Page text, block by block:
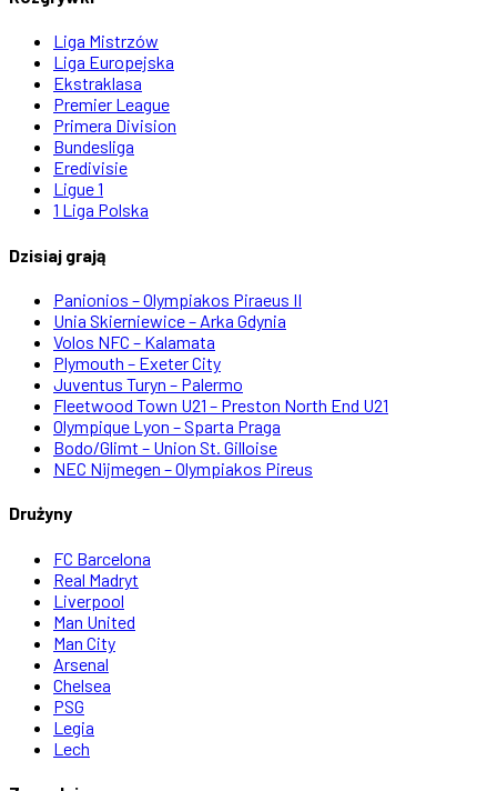
Liga Mistrzów
Liga Europejska
Ekstraklasa
Premier League
Primera Division
Bundesliga
Eredivisie
Ligue 1
1 Liga Polska
Dzisiaj grają
Panionios – Olympiakos Piraeus II
Unia Skierniewice – Arka Gdynia
Volos NFC – Kalamata
Plymouth – Exeter City
Juventus Turyn – Palermo
Fleetwood Town U21 – Preston North End U21
Olympique Lyon – Sparta Praga
Bodo/Glimt – Union St. Gilloise
NEC Nijmegen – Olympiakos Pireus
Drużyny
FC Barcelona
Real Madryt
Liverpool
Man United
Man City
Arsenal
Chelsea
PSG
Legia
Lech